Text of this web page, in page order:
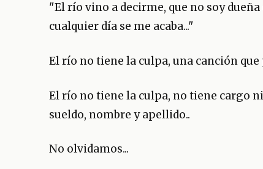
"El río vino a decirme, que no soy
cualquier día se me acaba..."
El río no tiene la culpa, una canción
El río no tiene la culpa, no tiene cargo
sueldo, nombre y apellido..
No olvidamos...